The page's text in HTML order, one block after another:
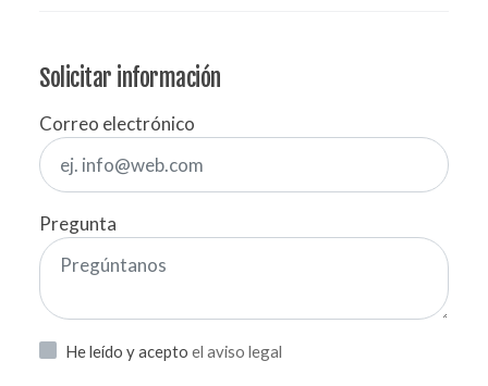
Solicitar información
Correo electrónico
Pregunta
He leído y acepto el aviso legal